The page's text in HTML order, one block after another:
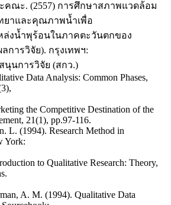
ณะ. (2557) การศึกษาสภาพแวดล้อม
าและคุณภาพน้ำเพื่อ
งน้ำพุร้อนในภาคตะวันตกของ
การวิจัย). กรุงเทพฯ:
นการวิจัย (สกว.)
Data Analysis: Common Phases,
the Competitive Destination of the
21(1), pp.97-116.
L. (1994). Research Method in
York:
to Qualitative Research: Theory,
A. M. (1994). Qualitative Data